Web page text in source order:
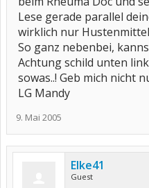
Lese gerade parallel
wirklich nur
So ganz nebenbei,
Achtung schild unten
sowas..! Geb mich nicht
LG Mandy
9. Mai 2005
Elke41
Guest